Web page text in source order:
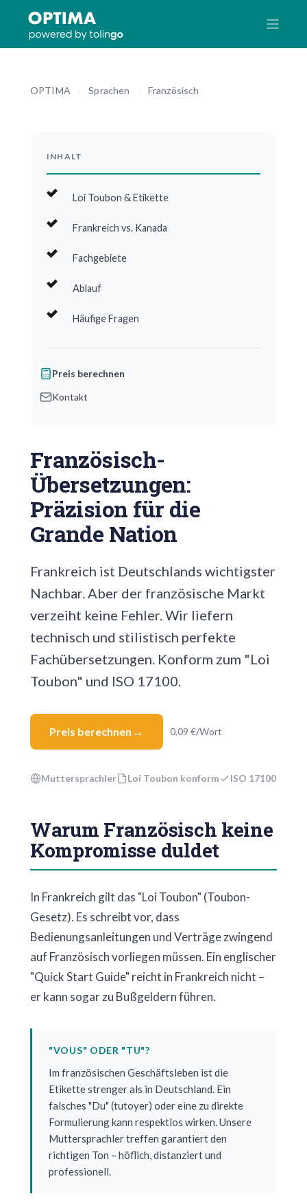
OPTIMA Sprachen Französisch
Französisch-
Übersetzungen:
Präzision für die
Grande Nation
Frankreich ist Deutschlands wichtigster
Nachbar. Aber der französische Markt
verzeiht keine Fehler. Wir liefern
technisch und stilistisch perfekte
Fachübersetzungen. Konform zum "Loi
Toubon" und ISO 17100.
Preis berechnen 0,09 €/Wort
Muttersprachler Loi Toubon konform ISO 17100
Warum Französisch keine
Kompromisse duldet
In Frankreich gilt das "Loi Toubon" (Toubon-
Gesetz). Es schreibt vor, dass
Bedienungsanleitungen und Verträge zwingend
auf Französisch vorliegen müssen. Ein englischer
"Quick Start Guide" reicht in Frankreich nicht –
er kann sogar zu Bußgeldern führen.
"VOUS" ODER "TU"?
Im französischen Geschäftsleben ist die
Etikette strenger als in Deutschland. Ein
falsches "Du" (tutoyer) oder eine zu direkte
Formulierung kann respektlos wirken. Unsere
Muttersprachler treffen garantiert den
richtigen Ton – höflich, distanziert und
professionell.
INHALT
Loi Toubon & Etikette
Frankreich vs. Kanada
Fachgebiete
Ablauf
Häufige Fragen
Preis berechnen
Kontakt